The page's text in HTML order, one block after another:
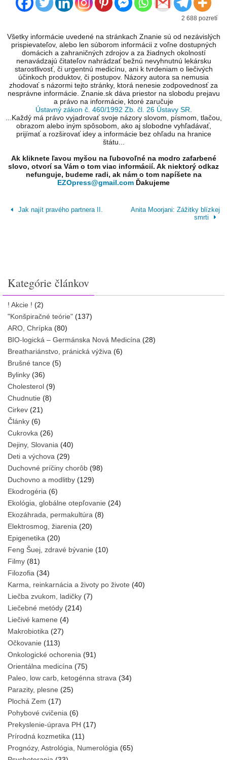
2 688 pozretí
Všetky informácie uvedené na stránkach Znanie sú od nezávislých
prispievateľov, alebo len súborom informácii z voľne dostupných
domácich a zahraničných zdrojov a za žiadnych okolností
nenavádzajú čitateľov nahrádzať bežnú nevyhnutnú lekársku
starostlivosť, či urgentnú medicínu, ani k tvrdeniam o liečivých
účinkoch produktov, či postupov. Názory autora sa nemusia
zhodovať s názormi tejto stránky, ktorá nenesie zodpovednosť za
nesprávne informácie. Znanie.sk dáva priestor na slobodu prejavu
a právo na informácie, ktoré zaručuje
Ústavný zákon č. 460/1992 Zb. čl. 26 Ústavy SR
...Každý má právo vyjadrovať svoje názory slovom, písmom, tlačou,
obrazom alebo iným spôsobom, ako aj slobodne vyhľadávať,
prijímať a rozširovať idey a informácie bez ohľadu na hranice
štátu...
Ak kliknete ľavou myšou na ľubovoľné na modro zafarbené
slovo, otvorí sa Vám o tom viac informácií. Ak niektorý odkaz
nefunguje, budeme radi, ak nám o tom napíšete na
EZOpress@gmail.com Ďakujeme
Jak najít pravého partnera II.
Anita Moorjani: Zážitky blízkej
smrti
Kategórie článkov
! Akcie ! (2)
"Konšpiračné teórie" (137)
ARO, Chrípka (80)
BIO-logická – Germánska Nová Medicína (28)
Breathariánstvo, pránická výživa (6)
Brušné tance (5)
Bylinky (36)
Cholesterol (9)
Chudnutie (8)
Cirkev (21)
Články (6)
Cukrovka (26)
Dejiny, Slovania (40)
Deti a výchova (29)
Duchovné príčiny chorôb (98)
Duchovno a modlitby (129)
Ekodrogéria (6)
Ekológia, globálne otepľovanie (24)
Ekozáhrada, permakultúra (8)
Elektrosmog, žiarenia (20)
Epigenetika (20)
Feng Šuej, zdravé bývanie (10)
Filmy (81)
Filozofia (34)
Karma, reinkarnácia a životy po živote (40)
Liečba zvukom, ladičky (7)
Liečebné metódy (214)
Liečivé kamene (4)
Makrobiotika (27)
Očkovanie (113)
Onkologické ochorenia (91)
Orientálna medicína (75)
Paleo, low carb, ketogénna strava (34)
Parazity, plesne (25)
Plochá Zem (17)
Pohybové cvičenia (6)
Prekyslenie-úprava PH (17)
Prírodná kozmetika (11)
Prognózy, Astrológia, Numerológia (65)